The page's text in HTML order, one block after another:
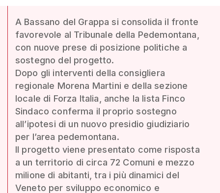
A Bassano del Grappa si consolida il fronte
favorevole al Tribunale della Pedemontana,
con nuove prese di posizione politiche a
sostegno del progetto.
Dopo gli interventi della consigliera
regionale Morena Martini e della sezione
locale di Forza Italia, anche la lista Finco
Sindaco conferma il proprio sostegno
all’ipotesi di un nuovo presidio giudiziario
per l’area pedemontana.
Il progetto viene presentato come risposta
a un territorio di circa 72 Comuni e mezzo
milione di abitanti, tra i più dinamici del
Veneto per sviluppo economico e